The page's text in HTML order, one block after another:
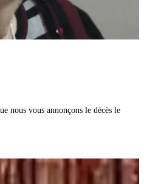
nous vous annonçons le décès le